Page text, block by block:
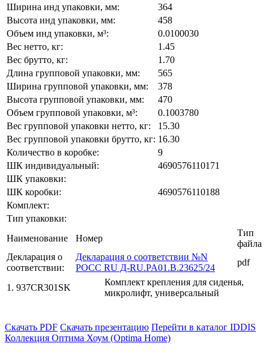
Ширина инд упаковки, мм:
364
Высота инд упаковки, мм:
458
Объем инд упаковки, м³:
0.0100030
Вес нетто, кг:
1.45
Вес брутто, кг:
1.70
Длина групповой упаковки, мм:
565
Ширина групповой упаковки, мм:
378
Высота групповой упаковки, мм:
470
Объем групповой упаковки, м³:
0.1003780
Вес групповой упаковки нетто, кг:
15.30
Вес групповой упаковки брутто, кг: 16.30
Количество в коробке:
9
ШК индивидуальный:
4690576110171
ШК упаковки:
ШК коробки:
4690576110188
Комплект:
Тип упаковки:
Наименование
Номер
Тип
файла
Декларация о
соответствии:
Декларация о соответствии №N
POCC RU Д-RU.PA01.B.23625/24
pdf
1. 937CR301SK
Комплект крепления для сиденья,
микролифт, универсальный
Скачать PDF Скачать презентацию Перейти в каталог IDDIS
Коллекция Оптима Хоум (Optima Home)